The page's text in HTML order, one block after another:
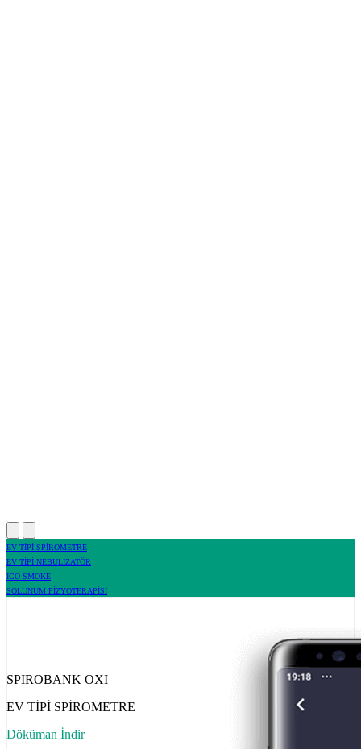
EV TİPİ SPİROMETRE
EV TİPİ NEBULİZATÖR
ICO SMOKE
SOLUNUM FİZYOTERAPİSİ
SPIROBANK OXI
EV TİPİ SPİROMETRE
Döküman İndir